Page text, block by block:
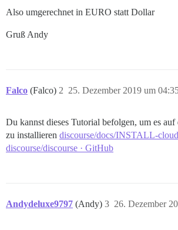
Also umgerechnet in EURO statt Dollar
Gruß Andy
Falco (Falco) 25. Dezember 2019 um
2
Du kannst dieses Tutorial befolgen, um es
zu installieren discourse/docs/INSTALL-
discourse/discourse · GitHub
Andydeluxe9797 (Andy) 26. Dezember
3